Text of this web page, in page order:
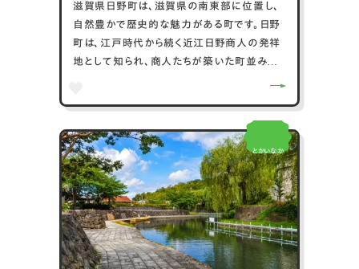
滋賀県日野町は、滋賀県の南東部に位置し、
自然豊かで歴史的な魅力がある町です。日野
町は、江戸時代から続く近江日野商人の発祥
地として知られ、商人たちが築いた町並みや
です。自然環境も豊かで、鎌掛谷や高野山は
ハイキングや四季折々の景観が楽しめるスポ
ットです。さらに、日野ダリア園は約1万本のダ
リアが咲き誇り、多くの観光客が訪れます。交
通アクセスも良く、近江鉄道本線の終着駅で
ある日野駅から滋賀県内外への移動が便利
です。日野町は、歴史的な町並みと豊かな自然
が調和し、文化とアウトドア活動
とかいなか